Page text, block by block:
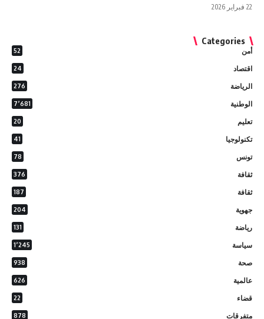
Categories
أمن 52
اقتصاد 24
الرياضة 276
الوطنية 7٬681
تعليم 20
تكنولوجيا 41
تونس 78
ثقافة 376
ثقافة 187
جهوية 204
رياضة 131
سياسة 1٬245
صحة 938
عالمية 626
قضاء 22
متفرقات 878